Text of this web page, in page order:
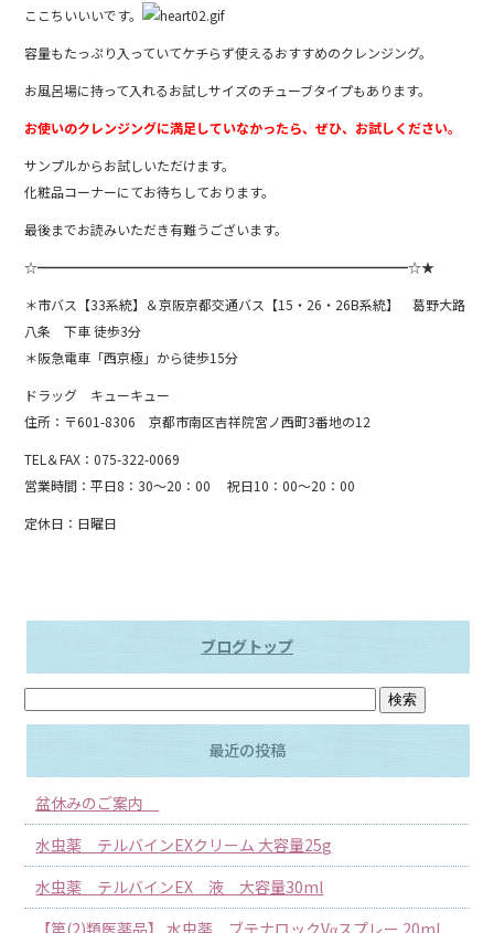
ここちいいいです。
容量もたっぷり入っていてケチらず使えるおすすめのクレンジング。
お風呂場に持って入れるお試しサイズのチューブタイプもあります。
お使いのクレンジングに満足していなかったら、ぜひ、お試しください。
サンプルからお試しいただけます。
化粧品コーナーにてお待ちしております。
最後までお読みいただき有難うございます。
☆━━━━━━━━━━━━━━━━━━━━━━━━━━━━☆★
＊市バス【33系統】＆京阪京都交通バス【15・26・26B系統】 葛野大路
八条 下車 徒歩3分
＊阪急電車「西京極」から徒歩15分
ドラッグ キューキュー
住所：〒601-8306 京都市南区吉祥院宮ノ西町3番地の12
TEL＆FAX：075-322-0069
営業時間：平日8：30～20：00 祝日10：00～20：00
定休日：日曜日
ブログトップ
最近の投稿
盆休みのご案内
水虫薬 テルバインEXクリーム 大容量25g
水虫薬 テルバインEX 液 大容量30ml
【第(2)類医薬品】 水虫薬 ブテナロックVαスプレー 20ml